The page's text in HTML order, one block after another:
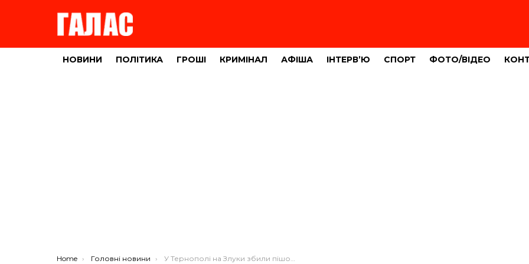
НОВИНИ ПОЛІТИКА ГРОШІ КРИМІНАЛ АФІША ІНТЕРВ’Ю СПОРТ ФОТО/ВІДЕО
You are here:
Home Головні новини У Тернополі на Злуки збили пішохода (ФОТО)